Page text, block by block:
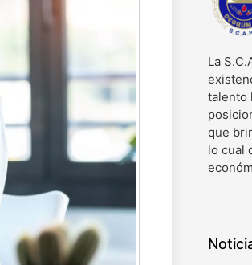
La
talento
que
lo cual